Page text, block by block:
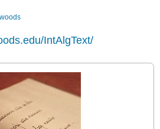
IntAlgText/